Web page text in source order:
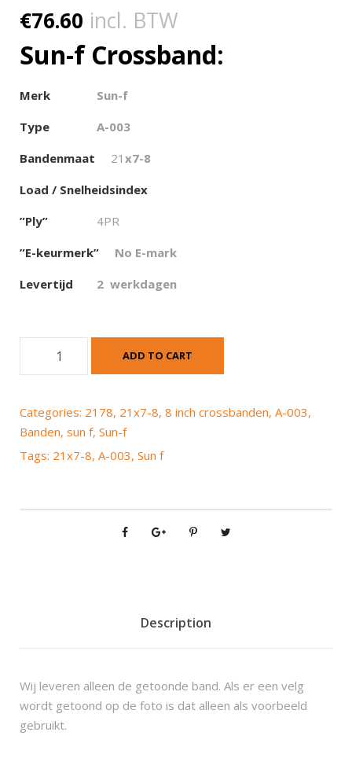
€76.60 incl. BTW
Sun-f Crossband:
Merk
Sun-f
Type
A-003
Bandenmaat
21 x7-8
Load / Snelheidsindex
”Ply”
4PR
”E-keurmerk”
No E-mark
Levertijd
2 werkdagen
0
a
ADD TO CART
Categories: 2178, 21x7-8, 8 inch crossbanden, A-003,
Banden, sun f, Sun-f
Tags: 21x7-8, A-003, Sun f
Description
Wij leveren alleen de getoonde band. Als er een velg
wordt getoond op de foto is dat alleen als voorbeeld
gebruikt.